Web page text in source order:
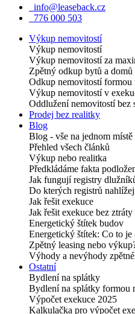
info@leaseback.cz
776 000 503
Výkup nemovitostí
Výkup nemovitostí
Výkup nemovitostí za
Zpětný odkup bytů a domů
Odkup nemovitostí formou
Výkup nemovitostí v
Oddlužení nemovitostí bez
Prodej bez realitky
Blog
Blog - vše na jednom místě
Přehled všech článků
Výkup nebo realitka
Předkládáme fakta
Jak fungují registry
Do kterých registrů
Jak řešit exekuce
Jak řešit exekuce bez
Energetický štítek budov
Energetický štítek: Co to je
Zpětný leasing nebo
Výhody a nevýhody
Ostatní
Bydlení na splátky
Bydlení na splátky formou
Výpočet exekuce 2025
Kalkulačka pro výpočet